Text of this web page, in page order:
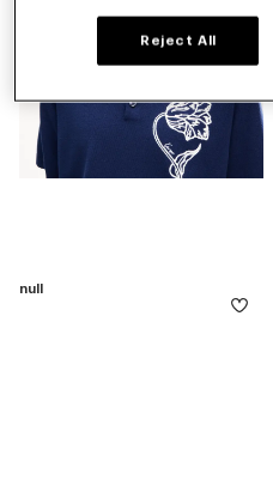
null
Reject All